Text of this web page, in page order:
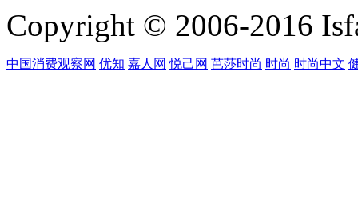
Copyright © 2006-2016
中国消费观察网 优知 嘉人网 悦己网 芭莎时尚 时尚 时尚中文